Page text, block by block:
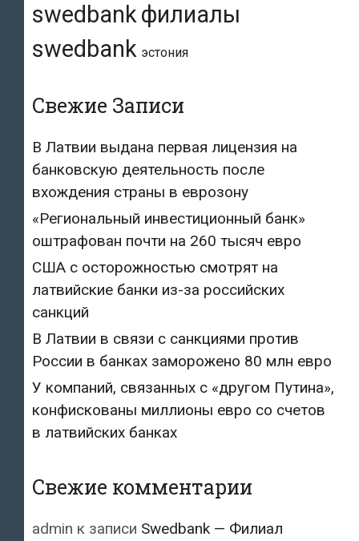
swedbankфилиалы
swedbank эстония
Свежие Записи
В Латвии выдана первая лицензия на
банковскую деятельность после
вхождения страны в еврозону
«Региональный инвестиционный банк»
оштрафован почти на 260 тысяч евро
США с осторожностью смотрят на
латвийские банки из-за российских
санкций
В Латвии в связи с санкциями против
России в банках заморожено 80 млн евро
У компаний, связанных с «другом Путина»,
конфискованы миллионы евро со счетов
в латвийских банках
Свежие комментарии
admin к записи Swedbank — Филиал